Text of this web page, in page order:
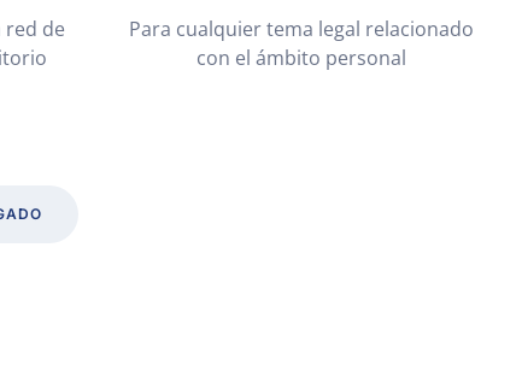
red de
Para cualquier tema legal relacionado
con el ámbito personal